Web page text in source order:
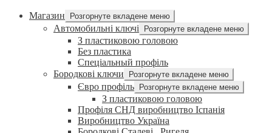
Магазин Розгорнуте вкладене меню
Автомобильні ключі Розгорнуте вкладене меню
З пластиковою головою
Без пластика
Спеціальный профіль
Бородкові ключи
Розгорнуте вкладене меню
Євро профіль Розгорнуте вкладене меню
З пластиковою головою
Профіля СНД виробництво Іспанія
Виробництво Україна